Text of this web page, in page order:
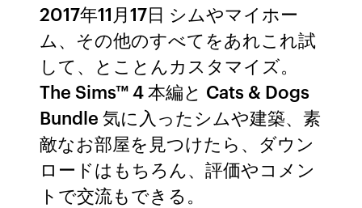
2017年11月17日 シムやマイホー
ム、その他のすべてをあれこれ試
して、とことんカスタマイズ。
The Sims™ 4 本編と Cats & Dogs
Bundle 気に入ったシムや建築、素
敵なお部屋を見つけたら、ダウン
ロードはもちろん、評価やコメン
トで交流もできる。